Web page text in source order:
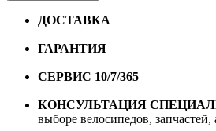
ДОСТАВКА
ГАРАНТИЯ
СЕРВИС 10/7/365
КОНСУЛЬТАЦИЯ
выборе велосипедов, запчастей,